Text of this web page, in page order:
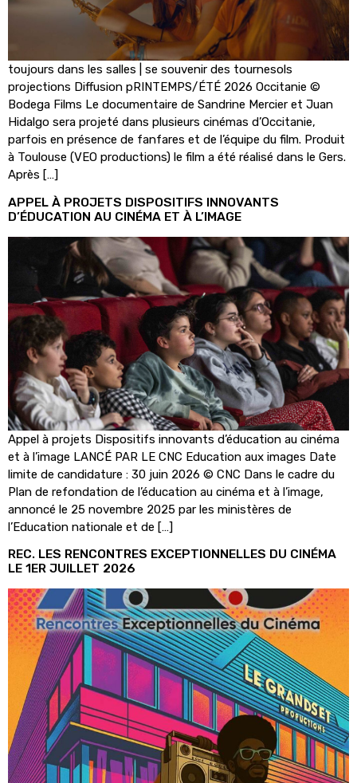
toujours dans les salles | se souvenir des tournesols
projections Diffusion pRINTEMPS/ÉTÉ 2026 Occitanie ©
Bodega Films Le documentaire de Sandrine Mercier et Juan
Hidalgo sera projeté dans plusieurs cinémas d’Occitanie,
parfois en présence de fanfares et de l’équipe du film. Produit
à Toulouse (VEO productions) le film a été réalisé dans le Gers.
Après […]
APPEL À PROJETS DISPOSITIFS INNOVANTS
D’ÉDUCATION AU CINÉMA ET À L’IMAGE
Appel à projets Dispositifs innovants d’éducation au cinéma
et à l’image LANCÉ PAR LE CNC Education aux images Date
limite de candidature : 30 juin 2026 © CNC Dans le cadre du
Plan de refondation de l’éducation au cinéma et à l’image,
annoncé le 25 novembre 2025 par les ministères de
l’Education nationale et de […]
REC. LES RENCONTRES EXCEPTIONNELLES DU CINÉMA
LE 1ER JUILLET 2026